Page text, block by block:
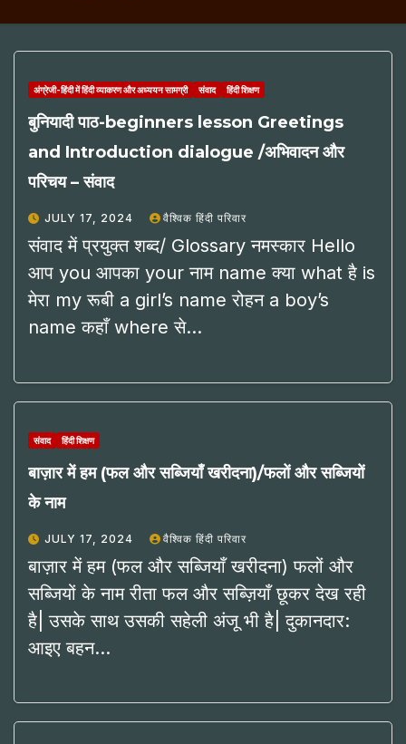
अंग्रेजी-हिंदी में हिंदी व्याकरण और अध्ययन सामग्री संवाद हिंदी शिक्षण
बुनियादी पाठ-beginners lesson Greetings
and Introduction dialogue /अभिवादन और
परिचय – संवाद
JULY 17, 2024 वैश्विक हिंदी परिवार
संवाद में प्रयुक्त शब्द/ Glossary नमस्कार Hello
आप you आपका your नाम name क्या what है is
मेरा my रूबी a girl’s name रोहन a boy’s
name कहाँ where से…
संवाद हिंदी शिक्षण
बाज़ार में हम (फल और सब्जियाँ खरीदना)/फलों और सब्जियों
के नाम
JULY 17, 2024 वैश्विक हिंदी परिवार
बाज़ार में हम (फल और सब्जियाँ खरीदना) फलों और
सब्जियों के नाम रीता फल और सब्ज़ियाँ छूकर देख रही
है| उसके साथ उसकी सहेली अंजू भी है| दुकानदार:
आइए बहन…